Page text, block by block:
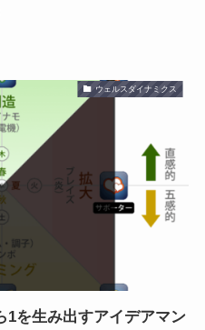
ウェルスダイナミクス
1を生み出すアイデアマン